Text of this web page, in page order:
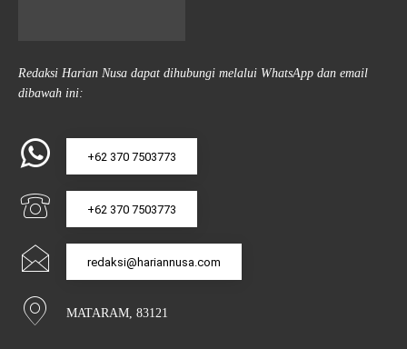
Redaksi Harian Nusa dapat dihubungi melalui WhatsApp dan email
dibawah ini:
+62 370 7503773
+62 370 7503773
redaksi@hariannusa.com
MATARAM, 83121